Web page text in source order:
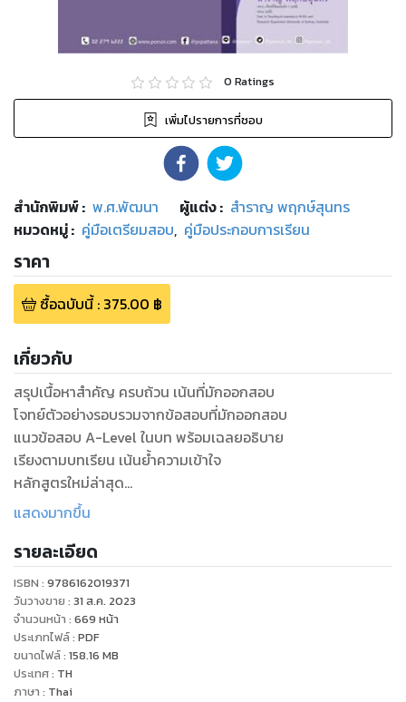
0 Ratings
เพิ่มไปรายการที่ชอบ
สำนักพิมพ์: พ.ศ.พัฒนา ผู้แต่ง : สำราญ พฤกษ์สุนทร
หมวดหมู่: คู่มือเตรียมสอบ, คู่มือประกอบการเรียน
ราคา
ซื้อฉบับนี้: 375.00 ฿
เกี่ยวกับ
สรุปเนื้อหาสำคัญ ครบถ้วน เน้นที่มักออกสอบ
โจทย์ตัวอย่างรอบรวมจากข้อสอบที่มักออกสอบ
แนวข้อสอบ A-Level ในบท พร้อมเฉลยอธิบาย
เรียงตามบทเรียน เน้นย้ำความเข้าใจ
หลักสูตรใหม่ล่าสุด
ด้วยตัวอย่างข้อสอบเก่าเข้ามหาวิทยาลัยในแต่ละบทพร้อมเฉลย
อย่างละเอียด พร้อมการวิเคราะห์ข้อสอบ เล่มเดียวจบครบทุกบท
สำหรับน้องตั้งแต่ชั้น ม.4 จนถึง ม.6 ใช้เตรียมตัวสอบปลายภาค
หรือสอบเข้าหมาวิทยาลัยทุกระบบ
แสดงมากขึ้น
รายละเอียด
ISBN : 9786162019371
วันวางขาย : 31 ส.ค. 2023
จำนวนหน้า : 669 หน้า
ประเภทไฟล์: PDF
ขนาดไฟล์: 158.16 MB
ประเทศ: TH
ภาษา : Thai